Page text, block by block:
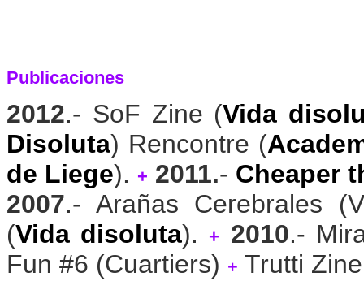
Publicaciones
2012.- SoF Zine (Vida
Disoluta) Rencontre (
de Liege). + 2011.- Cheaper
2007.- Arañas Cerebrales
(Vida disoluta). + 2010.-
Fun #6 (Cuartiers) + Trutti